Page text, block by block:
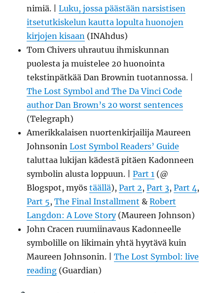
nimiä. |Luku, jossa päästään narsistisen
itsetutkiskelun kautta lopulta huonojen
kirjojen kisaan (INAhdus)
Tom Chivers uhrautuu ihmiskunnan
puolesta ja muistelee 20 huonointa
tekstinpätkää Dan Brownin tuotannossa. |
The Lost Symbol and The Da Vinci Code
author Dan Brown’s 20 worst sentences
(Telegraph)
Amerikkalaisen nuortenkirjailija Maureen
JohnsoninLost Symbol Readers’ Guide
taluttaa lukijan kädestä pitäen Kadonneen
symbolin alusta loppuun. |Part 1 (@
Blogspot, myöstäällä),Part 2,Part 3,Part 4,
Part 5,The Final Installment &Robert
Langdon: A Love Story(Maureen Johnson)
John Cracen ruumiinavaus Kadonneelle
symbolille on likimain yhtä hyytävä kuin
Maureen Johnsonin. |The Lost Symbol: live
reading (Guardian)